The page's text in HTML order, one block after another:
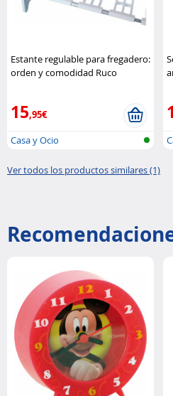
Estante regulable para fregadero:
orden y comodidad Ruco
15,95€
Casa y Ocio
Ver todos los productos similares (1)